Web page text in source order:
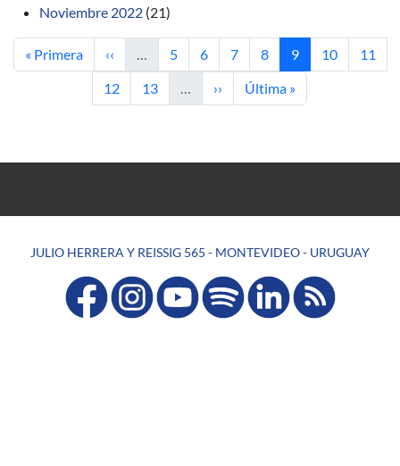
Noviembre 2022 (21)
Primera página
« Primera Página anterior
‹‹ … Página
5 Página
6 Página
7 Página
8 Página actual
9 Página
10 Página
11
Página
12 Página
13 … Siguiente página
›› Última página
Última »
JULIO HERRERA Y REISSIG 565 - MONTEVIDEO - URUGUAY